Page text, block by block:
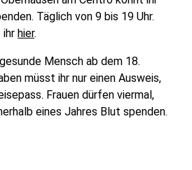
Täglich von 9 bis 19 Uhr.
hier.
Mensch ab dem 18.
müsst ihr nur einen Ausweis,
Frauen dürfen viermal,
eines Jahres Blut spenden.